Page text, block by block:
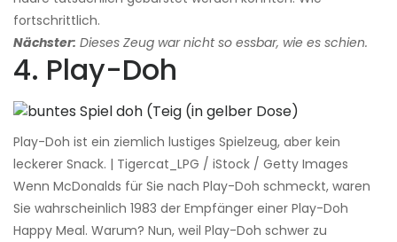
fortschrittlich.
Nächster: Dieses Zeug war nicht so essbar, wie es schien.
4. Play-Doh
Play-Doh ist ein ziemlich lustiges Spielzeug, aber kein
leckerer Snack. | Tigercat_LPG / iStock / Getty Images
Wenn McDonalds für Sie nach Play-Doh schmeckt, waren
Sie wahrscheinlich 1983 der Empfänger einer Play-Doh
Happy Meal. Warum? Nun, weil Play-Doh schwer zu